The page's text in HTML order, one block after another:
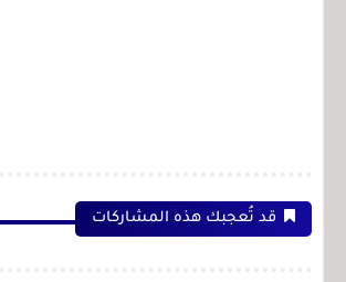
قد تُعجبك هذه المشاركات